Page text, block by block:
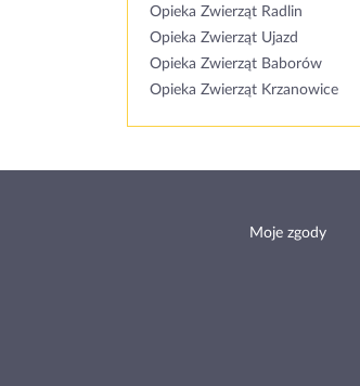
Opieka Zwierząt Radlin
Opieka Zwierząt Ujazd
Opieka Zwierząt Baborów
Opieka Zwierząt Krzanowice
Moje zgody